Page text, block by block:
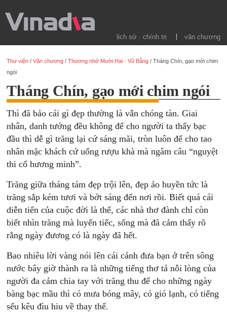
lịch sử · chính trị văn chương
Thư viện /Văn chương /Thương nhớ Mười Hai - Vũ Bằng /Tháng Chín, gạo mới chim
ngói
Tháng Chín, gạo mới chim ngói
Thì đã bảo cái gì đẹp thường là vẫn chóng tàn. Giai
nhân, danh tướng đều không để cho người ta thấy bạc
đầu thì dễ gì trăng lại cứ sáng mãi, tròn luôn để cho tao
nhân mặc khách cứ uống rượu khà mà ngâm câu “nguyệt
thi cố hương minh”.
Trăng giữa tháng tám đẹp trội lên, đẹp ảo huyền tức là
trăng sắp kém tươi và bớt sáng đến nơi rồi. Biết quá cái
diễn tiến của cuộc đời là thế, các nhà thơ đành chỉ còn
biết nhìn trăng mà luyến tiếc, sống mà đã cảm thấy rõ
rằng ngày đương có là ngày đã hết.
Bao nhiêu lời vàng nói lên cái cảnh đưa bạn ở trên sông
nước bây giờ thành ra là những tiếng thơ tả nỗi lòng của
người đa cảm chia tay với trăng thu để cho những ngày
bàng bạc mầu thì có mưa bóng mây, có gió lạnh, có tiếng
sếu kêu đìu hiu về thay thế.